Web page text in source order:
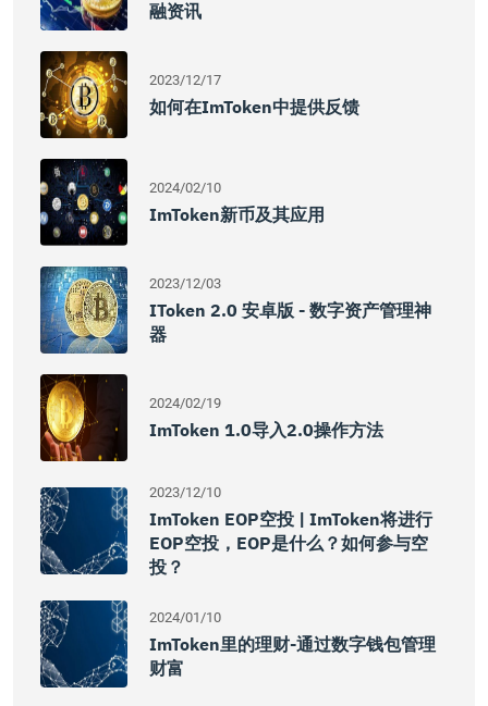
融资讯
2023/12/17
如何在imToken中提供反馈
2024/02/10
ImToken新币及其应用
2023/12/03
IToken 2.0 安卓版 - 数字资产管理神
器
2024/02/19
ImToken 1.0导入2.0操作方法
2023/12/10
ImToken EOP空投 | ImToken将进行
EOP空投，EOP是什么？如何参与空
投？
2024/01/10
ImToken里的理财-通过数字钱包管理
财富